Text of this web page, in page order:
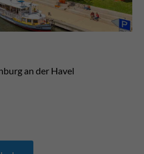
an der Havel